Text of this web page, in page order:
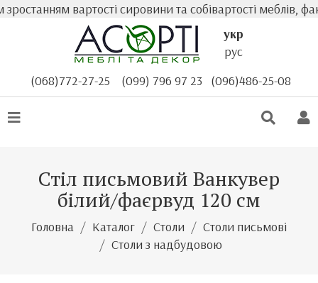
вартості сировини та собівартості меблів,
укр
рус
(068)772-27-25
(099) 796 97 23 (096)486-25-08
Стіл письмовий Ванкувер
білий/фаєрвуд 120 см
Головна Каталог Столи
Столи письмові
Столи з надбудовою